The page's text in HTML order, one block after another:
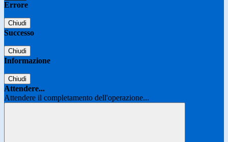
Errore
Chiudi
Successo
Chiudi
Informazione
Chiudi
Attendere...
Attendere il completamento dell'operazione...